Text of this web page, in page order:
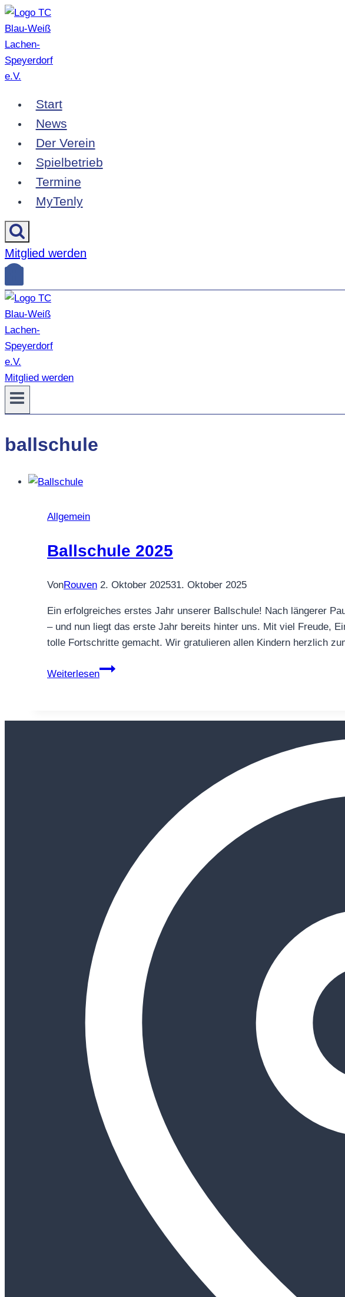
Zum
Inhalt
springen
Start
News
Der Verein
Spielbetrieb
Termine
MyTenly
Mitglied werden
Mitglied werden
ballschule
Allgemein
Ballschule 2025
VonRouven 2. Oktober 202531. Oktober 2025
Ein erfolgreiches erstes Jahr unserer Ballschule! Nach längerer
– und nun liegt das erste Jahr bereits hinter uns. Mit viel Freude,
tolle Fortschritte gemacht. Wir gratulieren allen Kindern herzlich
Weiterlesen
Ballschule